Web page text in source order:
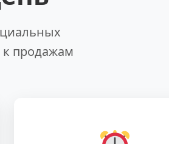
к продажам